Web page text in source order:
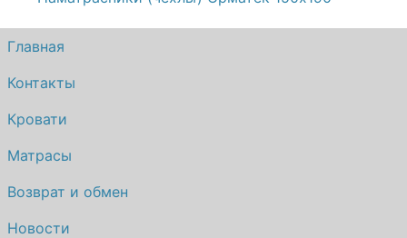
Главная
Контакты
Кровати
Матрасы
Возврат и обмен
Новости